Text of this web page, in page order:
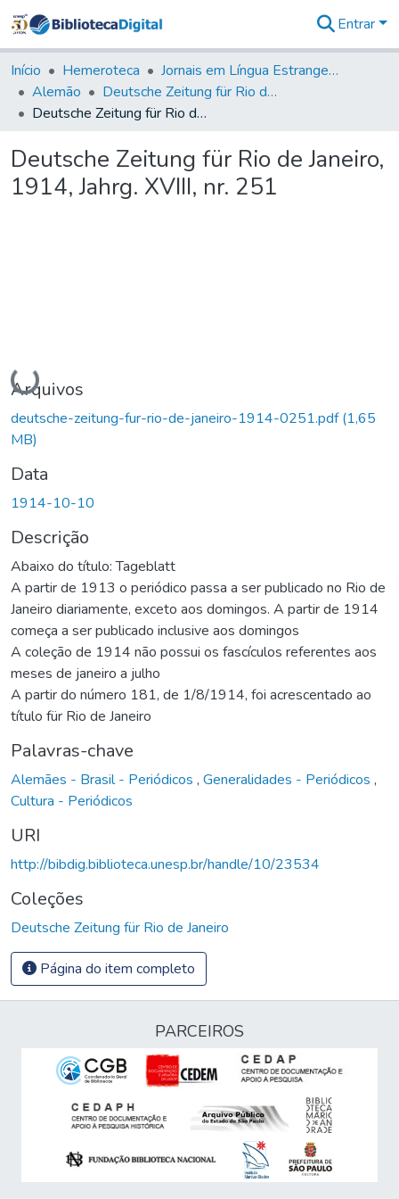
&
Coleções
Tudo na
Biblioteca
Estatísticas
Entrar
Início Hemeroteca
Jornais em Língua Estrangeira
Alemão
Deutsche Zeitung für Rio de Janeiro
Deutsche Zeitung für Rio de Janeiro, 1914, Jahrg. XVIII, nr. 251
Deutsche Zeitung für Rio de Janeiro,
1914, Jahrg. XVIII, nr. 251
Carregando...
Arquivos
deutsche-zeitung-fur-rio-de-janeiro-1914-0251.pdf(1,65
MB)
Data
1914-10-10
Descrição
Abaixo do título: Tageblatt
A partir de 1913 o periódico passa a ser publicado no Rio de
Janeiro diariamente, exceto aos domingos. A partir de 1914
começa a ser publicado inclusive aos domingos
A coleção de 1914 não possui os fascículos referentes aos
meses de janeiro a julho
A partir do número 181, de 1/8/1914, foi acrescentado ao
título für Rio de Janeiro
Palavras-chave
Alemães - Brasil - Periódicos , Generalidades - Periódicos ,
Cultura - Periódicos
URI
http://bibdig.biblioteca.unesp.br/handle/10/23534
Coleções
Deutsche Zeitung für Rio de Janeiro
Página do item completo
PARCEIROS